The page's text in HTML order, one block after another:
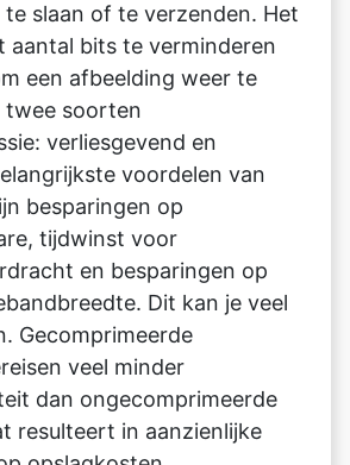
twee soorten
verliesgevend en
voordelen van
besparingen op
tijdwinst voor
en besparingen op
Dit kan je veel
Gecomprimeerde
veel minder
dan ongecomprimeerde
resulteert in aanzienlijke
opslagkosten.